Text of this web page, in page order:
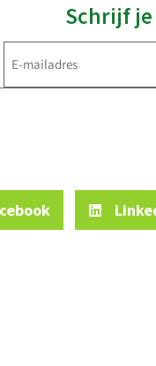
Schrijf
mailadres